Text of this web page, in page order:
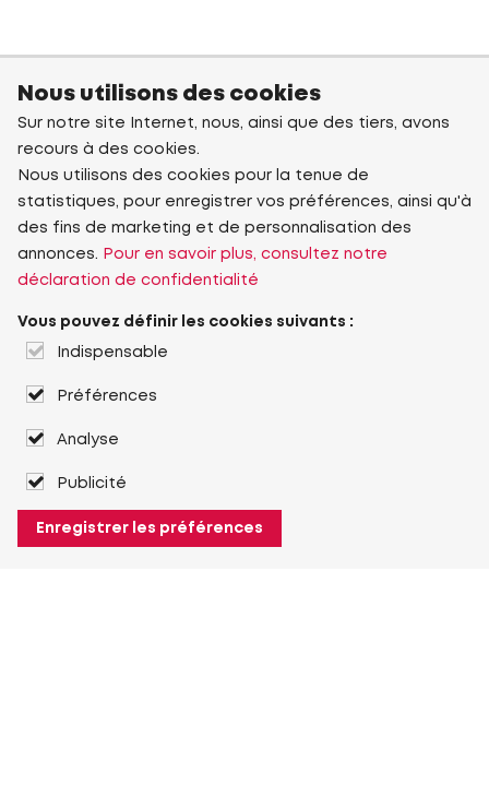
Nous utilisons des cookies
Sur notre site Internet, nous, ainsi que des tiers, avons
recours à des cookies.
Nous utilisons des cookies pour la tenue de
statistiques, pour enregistrer vos préférences, ainsi qu'à
des fins de marketing et de personnalisation des
annonces.
Pour en savoir plus, consultez notre
déclaration de confidentialité
Vous pouvez définir les cookies suivants :
Indispensable
Préférences
Analyse
Publicité
Enregistrer les préférences